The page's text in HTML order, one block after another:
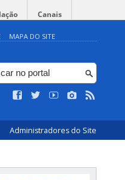
Canais
MAPA DO SITE
Administradores do Site